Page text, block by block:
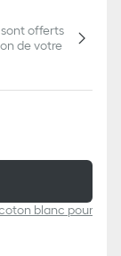
offerts
de votre
blanc pour